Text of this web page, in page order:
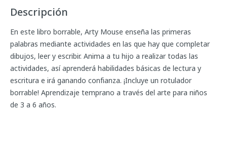
Descripción
En este libro borrable, Arty Mouse enseña las primeras
palabras mediante actividades en las que hay que completar
dibujos, leer y escribir. Anima a tu hijo a realizar todas las
actividades, así aprenderá habilidades básicas de lectura y
escritura e irá ganando confianza. ¡Incluye un rotulador
borrable! Aprendizaje temprano a través del arte para niños
de 3 a 6 años.